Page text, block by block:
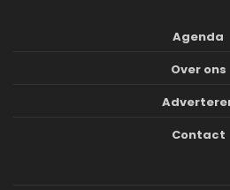
Agenda
Over ons
Contact